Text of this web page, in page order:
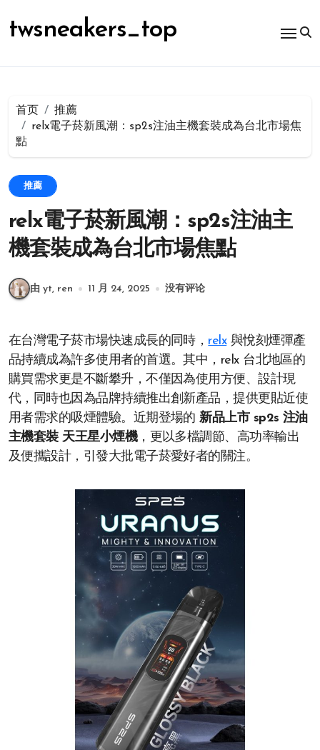
容
twsneakers_top
首页
推薦
relx電子菸新風潮：sp2s注油主機套裝成為台北市場焦
點
推薦
relx電子菸新風潮：sp2s注油主
機套裝成為台北市場焦點
由 yt, ren 11 月 24, 2025 没有评论
在台灣電子菸市場快速成長的同時， relx與悅刻煙彈產
品持續成為許多使用者的首選。其中，relx 台北地區的
購買需求更是不斷攀升，不僅因為使用方便、設計現
代，同時也因為品牌持續推出創新產品，提供更貼近使
用者需求的吸煙體驗。近期登場的新品上市 sp2s 注油
主機套裝 天王星小煙機，更以多檔調節、高功率輸出
及便攜設計，引發大批電子菸愛好者的關注。